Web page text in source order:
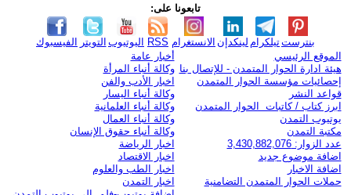
تابعونا على:
الفيسبوك التويتر اليوتيوب RSS الانستغرام لينكدإن تيلكرامبنترست
الموقع الرئيسي
هيئة ادارة الحوار المتمدن - للإتصال بنا
إحصائيات مؤسسة الحوار المتمدن
قواعد النشر
ابرز كتاب / كاتبات الحوار المتمدن
يوتيوب التمدن
مكتبة التمدن
عدد الزوار: 3,430,882,076
اضافة موضوع جديد
اضافة الاخبار
حملات الحوار المتمدن التضامنية
أخبار عامة
وكالة أنباء المرأة
اخبار الأدب والفن
وكالة أنباء اليسار
وكالة أنباء العلمانية
وكالة أنباء العمال
وكالة أنباء حقوق الإنسان
اخبار الرياضة
اخبار الاقتصاد
اخبار الطب والعلوم
اخبار التمدن